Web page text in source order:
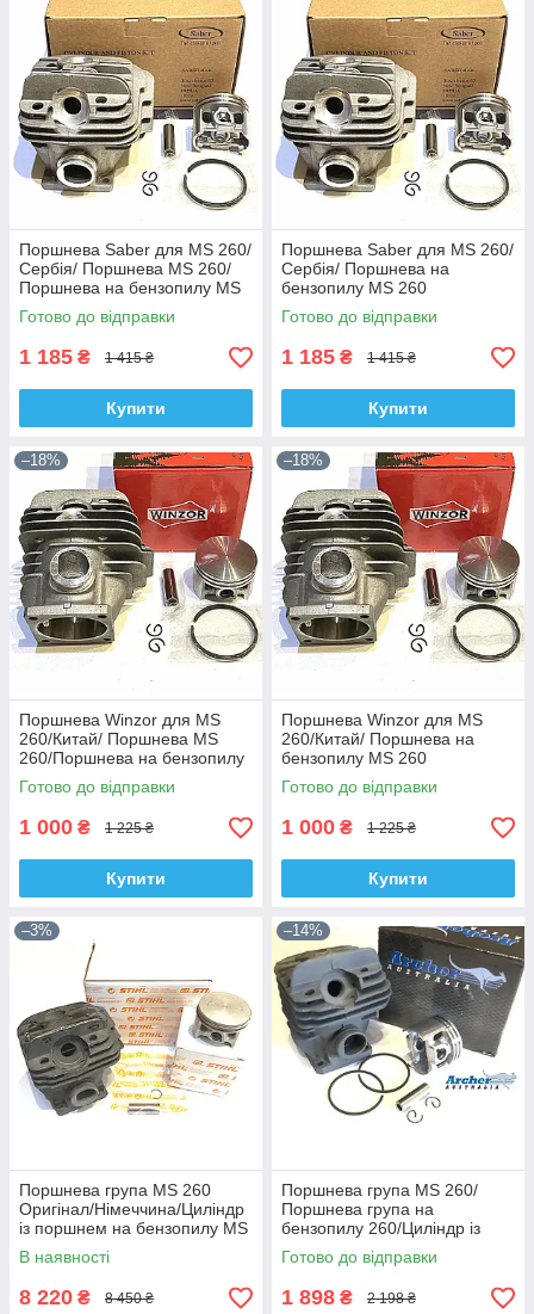
Поршнева Saber для MS 260/
Сербія/ Поршнева MS 260/
Поршнева на бензопилу MS
260
Готово до відправки
1 185 ₴ 1 415 ₴
Купити
Поршнева Saber для MS 260/
Сербія/ Поршнева на
бензопилу MS 260
Готово до відправки
1 185 ₴ 1 415 ₴
Купити
–18%
Поршнева Winzor для MS
260/Китай/ Поршнева MS
260/Поршнева на бензопилу
MS 260
Готово до відправки
1 000 ₴ 1 225 ₴
Купити
–18%
Поршнева Winzor для MS
260/Китай/ Поршнева на
бензопилу MS 260
Готово до відправки
1 000 ₴ 1 225 ₴
Купити
–3%
Поршнева група MS 260
Оригінал/Німеччина/Циліндр
із поршнем на бензопилу MS
260/Поршнева
В наявності
8 220 ₴ 8 450 ₴
–14%
Поршнева група MS 260/
Поршнева група на
бензопилу 260/Циліндр із
поршнем MS 260
Готово до відправки
1 898 ₴ 2 198 ₴